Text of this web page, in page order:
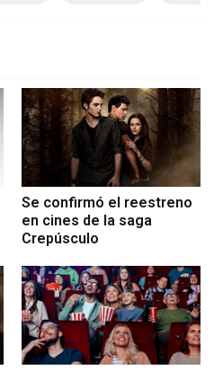
Se confirmó el reestreno
en cines de la saga
Crepúsculo